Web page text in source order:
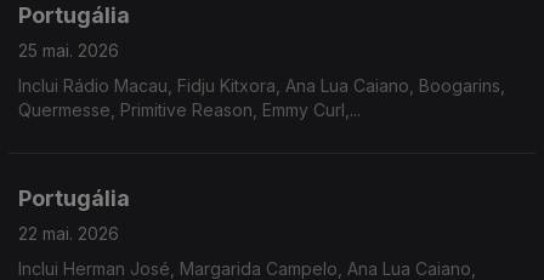
Portugália
25 mai. 2026
Inclui Rádio Macau, Fidju Kitxora, Ana Lua Caiano, Boogarins,
Quermesse, Primitive Reason, Emmy Curl,...
Portugália
22 mai. 2026
Inclui Herman José, Margarida Campelo, Ana Lua Caiano,